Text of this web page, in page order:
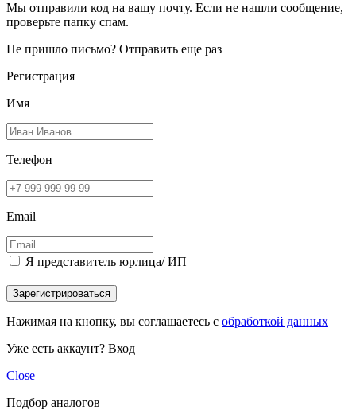
Мы отправили код на вашу почту. Если не нашли сообщение,
проверьте папку спам.
Не пришло письмо? Отправить еще раз
Регистрация
Имя
Телефон
Email
Я представитель юрлица/ ИП
Зарегистрироваться
Нажимая на кнопку, вы соглашаетесь с обработкой данных
Уже есть аккаунт? Вход
Close
Подбор аналогов